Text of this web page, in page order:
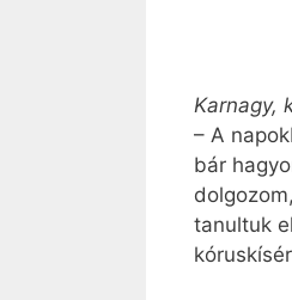
Karnagy,
– A
bár
tanultuk